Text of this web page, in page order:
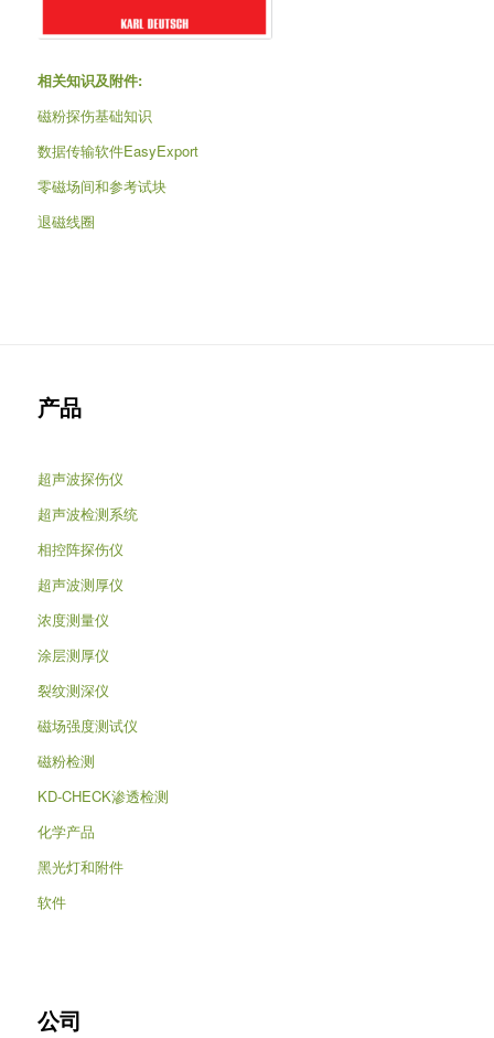
相关知识及附件:
磁粉探伤基础知识
数据传输软件EasyExport
零磁场间和参考试块
退磁线圈
产品
超声波探伤仪
超声波检测系统
相控阵探伤仪
超声波测厚仪
浓度测量仪
涂层测厚仪
裂纹测深仪
磁场强度测试仪
磁粉检测
KD-CHECK渗透检测
化学产品
黑光灯和附件
软件
公司